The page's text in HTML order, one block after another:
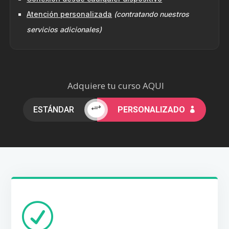
Atención personalizada (contratando nuestros
servicios adicionales)
Adquiere tu curso AQUI
ESTÁNDAR + PERSONALIZADO 
R
POLÍTICA DE CAMBIOS